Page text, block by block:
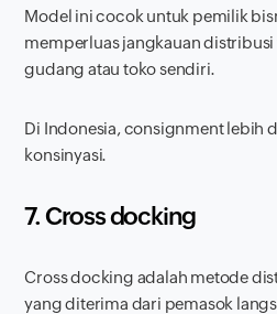
Model ini cocok untuk pemilik
memperluas jangkauan
gudang atau toko sendiri.
Di Indonesia,consignmentlebih
konsinyasi.
7. Cross docking
Cross docking adalah metode
yang diterima dari pemasok